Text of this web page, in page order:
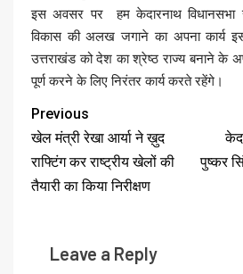
इस अवसर पर हम केदारनाथ विधानसभा
विकास की अलख जगाने का अपना कार्य
उत्तराखंड को देश का श्रेष्ठ राज्य बनाने के
पूर्ण करने के लिए निरंतर कार्य करते रहेंगे।
Previous
खेल मंत्री रेखा आर्या ने ख़ुद
राफ्टिंग कर राष्ट्रीय खेलों की
तैयारी का किया निरीक्षण
पुष्कर
Leave a Reply